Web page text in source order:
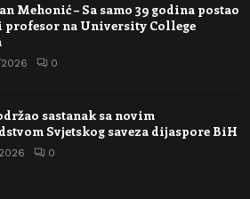
Mehonić – Sa samo 39 godina postao
profesor na University College
0
sastanak sa novim
Svjetskog saveza dijaspore BiH
0